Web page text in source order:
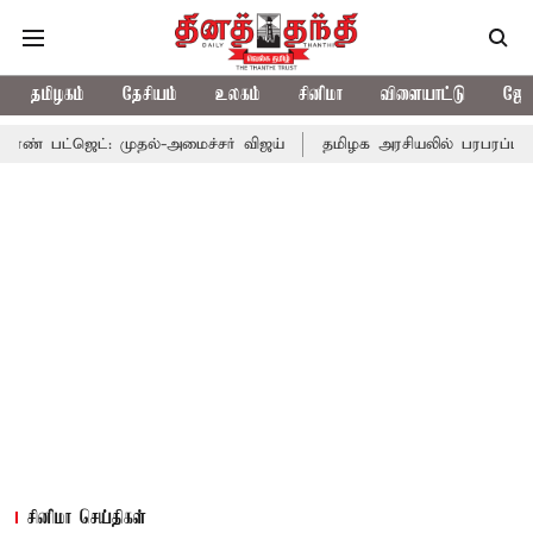
தமிழகம் தேசியம் உலகம் சினிமா விளையாட்டு
முதல்-அமைச்சர் விஜய் தமிழக அரசியலில் பரபரப்பு; அமைச்சர்
சினிமா செய்திகள்